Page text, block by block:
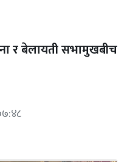
र बेलायती सभामुखबीच